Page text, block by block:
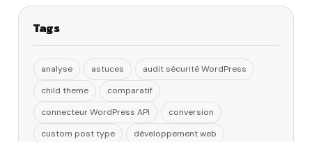
Tags
analyse astuces
audit sécurité WordPress
child theme
comparatif
connecteur WordPress API
conversion
custom post type
développement web